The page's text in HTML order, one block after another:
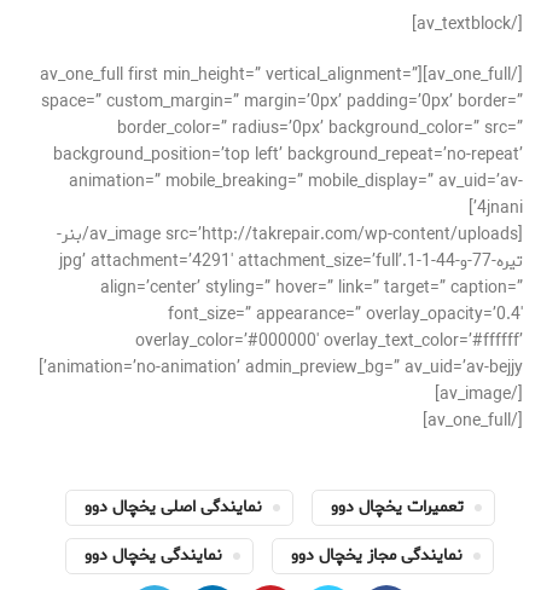
[/av_textblock]
[/av_one_full][av_one_full first min_height=” vertical_alignment=”
space=” custom_margin=” margin=’0px’ padding=’0px’ border=”
border_color=” radius=’0px’ background_color=” src=”
background_position=’top left’ background_repeat=’no-repeat’
animation=” mobile_breaking=” mobile_display=” av_uid=’av-
4jnani’]
[av_image src=’http://takrepair.com/wp-content/uploads/بنر-
تیره-77-و-44-1-1.jpg’ attachment=’4291′ attachment_size=’full’
align=’center’ styling=” hover=” link=” target=” caption=”
font_size=” appearance=” overlay_opacity=’0.4′
overlay_color=’#000000′ overlay_text_color=’#ffffff’
animation=’no-animation’ admin_preview_bg=” av_uid=’av-bejjy’]
[/av_image]
[/av_one_full]
تعمیرات یخچال دوو
نمایندگی اصلی یخچال دوو
نمایندگی مجاز یخچال دوو
نمایندگی یخچال دوو